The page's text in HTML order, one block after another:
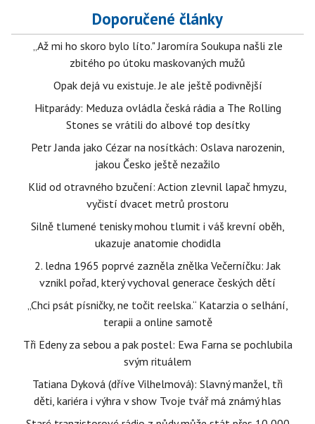
Doporučené články
„Až mi ho skoro bylo líto." Jaromíra Soukupa našli zle
zbitého po útoku maskovaných mužů
Opak dejá vu existuje. Je ale ještě podivnější
Hitparády: Meduza ovládla česká rádia a The Rolling
Stones se vrátili do albové top desítky
Petr Janda jako Cézar na nosítkách: Oslava narozenin,
jakou Česko ještě nezažilo
Klid od otravného bzučení: Action zlevnil lapač hmyzu,
vyčistí dvacet metrů prostoru
Silně tlumené tenisky mohou tlumit i váš krevní oběh,
ukazuje anatomie chodidla
2. ledna 1965 poprvé zazněla znělka Večerníčku: Jak
vznikl pořad, který vychoval generace českých dětí
„Chci psát písničky, ne točit reelska.“ Katarzia o selhání,
terapii a online samotě
Tři Edeny za sebou a pak postel: Ewa Farna se pochlubila
svým rituálem
Tatiana Dyková (dříve Vilhelmová): Slavný manžel, tři
děti, kariéra i výhra v show Tvoje tvář má známý hlas